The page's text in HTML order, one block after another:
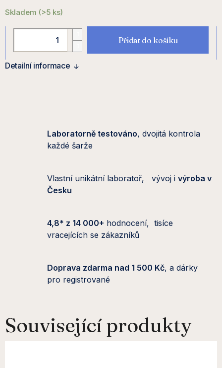
Skladem (>5 ks)
Přidat do košíku
Detailní informace
Laboratorně testováno, dvojitá kontrola
každé šarže
Vlastní unikátní laboratoř, vývoj i výroba v
Česku
4,8* z 14 000+ hodnocení, tisíce
vracejících se zákazníků
Doprava zdarma nad 1 500 Kč, a dárky
pro registrované
Související produkty